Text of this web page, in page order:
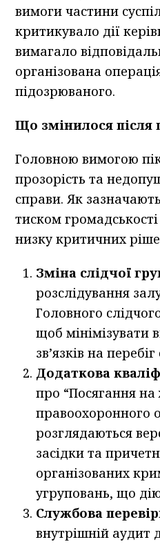
вимоги частини
критикувало дії
вимагало
організована
підозрюваного.
Що змінилося після
Головною вимогою
прозорість та
справи. Як
тиском
низку критичних
Зміна слідчої
розслідування
Головного
щоб мінімізувати
зв’язків на
Додаткова
про “Посягання
правоохоронного
розглядаються
засідки та
організованих
угруповань, що
Службова
внутрішній аудит